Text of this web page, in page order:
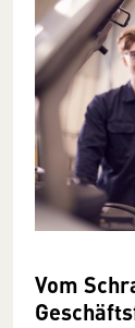
Vom